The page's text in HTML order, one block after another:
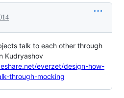
talk to each other through
Kudryashov
everzet/design-how-
through-mocking